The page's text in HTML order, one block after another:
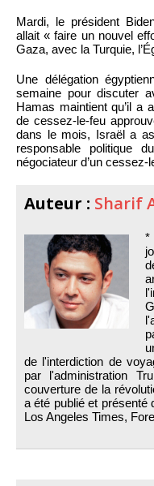
Mardi, le président
allait « faire un nouvel
Gaza, avec la Turquie,
Une délégation
semaine pour discuter
Hamas maintient qu’il a
de cessez-le-feu
dans le mois, Israël a
responsable politique
négociateur d’un cessez-
Auteur : Sharif
de l'interdiction de
par l'administration
couverture de la
a été publié et présenté
Los Angeles Times,